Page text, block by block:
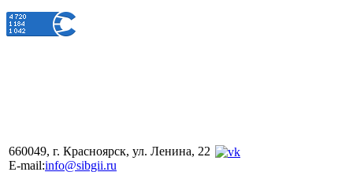
660049, г. Красноярск, ул. Ленина, 22
E-mail:info@sibgii.ru